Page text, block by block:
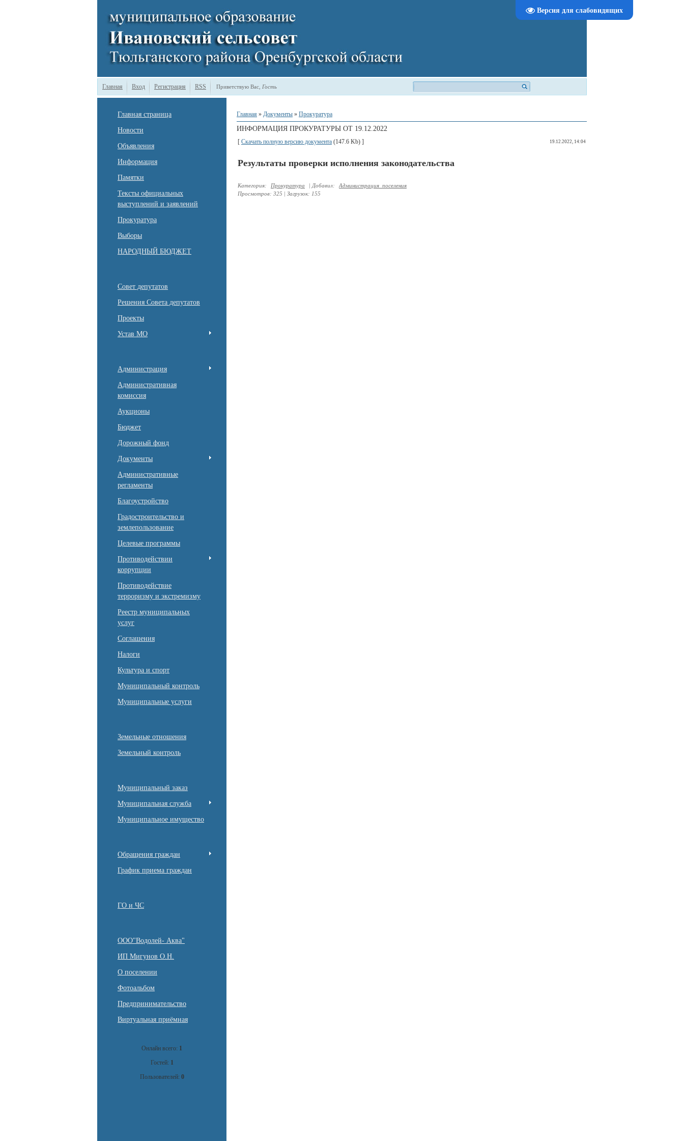
Версия для слабовидящих
Главная Вход Регистрация RSS Приветствую Вас Гость
Главная страница
Новости
Объявления
Информация
Памятки
Тексты официальных
выступлений и заявлений
Прокуратура
Выборы
НАРОДНЫЙ БЮДЖЕТ
Совет депутатов
Решения Совета депутатов
Проекты
Устав МО
Администрация
Административная
комиссия
Аукционы
Бюджет
Дорожный фонд
Документы
Административные
регламенты
Благоустройство
Градостроительство и
землепользование
Целевые программы
Противодействии
коррупции
Противодействие
терроризму и экстремизму
Реестр муниципальных
услуг
Соглашения
Налоги
Культура и спорт
Муниципальный контроль
Муниципальные услуги
Земельные отношения
Земельный контроль
Муниципальный заказ
Муниципальная служба
Муниципальное имущество
Обращения граждан
График приема граждан
ГО и ЧС
ООО"Водолей- Аква"
ИП Мигунов О.Н.
О поселении
Фотоальбом
Предпринимательство
Виртуальная приёмная
Онлайн всего: 1
Гостей: 1
Пользователей: 0
Главная » Документы » Прокуратура
ИНФОРМАЦИЯ ПРОКУРАТУРЫ ОТ 19.12.2022
[ Скачать полную версию документа (147.6 Kb) ] 19.12.2022, 14:04
Результаты проверки исполнения законодательства
Категория: Прокуратура | Добавил:
Администрация_поселения
Просмотров: 325 | Загрузок: 155